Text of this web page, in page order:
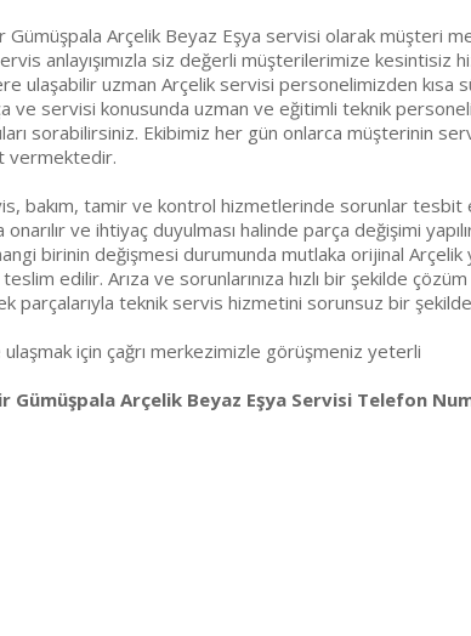
Gümüşpala Arçelik Beyaz Eşya servisi olarak müşteri
anlayışımızla siz değerli müşterilerimize kesintisiz
ulaşabilir uzman Arçelik servisi personelimizden kısa
ve servisi konusunda uzman ve eğitimli teknik
sorabilirsiniz. Ekibimiz her gün onlarca müşterinin
vermektedir.
bakım, tamir ve kontrol hizmetlerinde sorunlar tesbit
onarılır ve ihtiyaç duyulması halinde parça değişimi
birinin değişmesi durumunda mutlaka orijinal Arçelik
edilir. Arıza ve sorunlarınıza hızlı bir şekilde
parçalarıyla teknik servis hizmetini sorunsuz bir şekilde
ulaşmak için çağrı merkezimizle görüşmeniz yeterli
Gümüşpala Arçelik Beyaz Eşya Servisi Telefon